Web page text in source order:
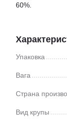
60%.
Упаковка
Вага
Страна
Вид крупы